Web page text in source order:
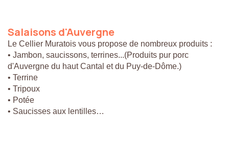
Salaisons d'Auvergne
Le Cellier Muratois vous propose de nombreux produits :
• Jambon, saucissons, terrines...(Produits pur porc
d'Auvergne du haut Cantal et du Puy-de-Dôme.)
• Terrine
• Tripoux
• Potée
• Saucisses aux lentilles…